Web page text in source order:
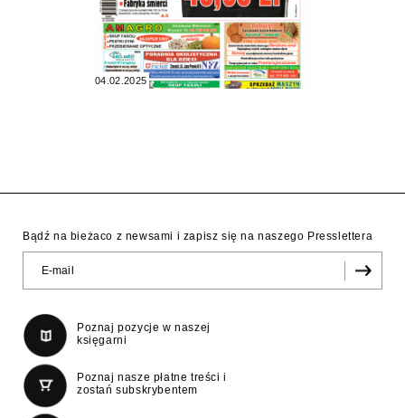
04.02.2025
Bądź na bieżaco z newsami i zapisz się na naszego Presslettera
Poznaj pozycje w naszej
księgarni
Poznaj nasze płatne treści i
zostań subskrybentem